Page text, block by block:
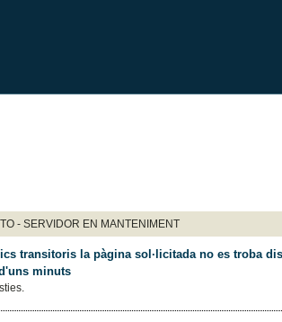
- SERVIDOR EN MANTENIMENT
transitoris la pàgina sol·licitada no es troba
minuts